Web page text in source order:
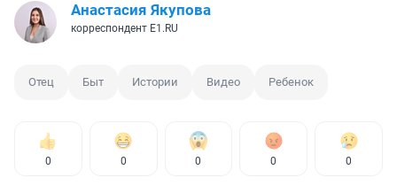
Анастасия Якупова
корреспондент E1.RU
Отец Быт Истории Видео Ребенок
0 0 0 0 0